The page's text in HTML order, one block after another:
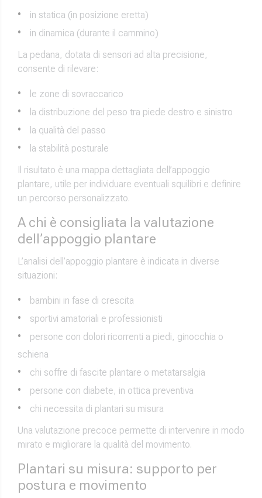
in statica (in posizione eretta)
in dinamica (durante il cammino)
La pedana, dotata di sensori ad alta precisione,
consente di rilevare:
le zone di sovraccarico
la distribuzione del peso tra piede destro e sinistro
la qualità del passo
la stabilità posturale
Il risultato è una mappa dettagliata dell’appoggio
plantare, utile per individuare eventuali squilibri e definire
un percorso personalizzato.
A chi è consigliata la valutazione
dell’appoggio plantare
L’analisi dell’appoggio plantare è indicata in diverse
situazioni:
bambini in fase di crescita
sportivi amatoriali e professionisti
persone con dolori ricorrenti a piedi, ginocchia o
schiena
chi soffre di fascite plantare o metatarsalgia
persone con diabete, in ottica preventiva
chi necessita di plantari su misura
Una valutazione precoce permette di intervenire in modo
mirato e migliorare la qualità del movimento.
Plantari su misura: supporto per
postura e movimento